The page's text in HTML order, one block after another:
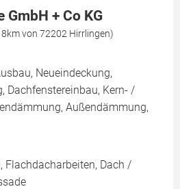
GmbH + Co KG
von 72202 Hirrlingen)
Neueindeckung,
Dachfenstereinbau, Kern- /
Außendämmung,
Flachdacharbeiten, Dach /